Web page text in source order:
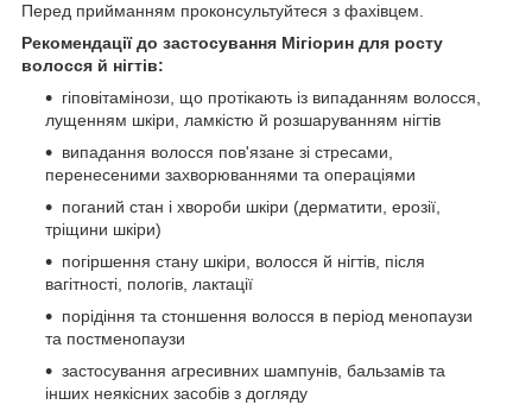
Перед прийманням проконсультуйтеся з фахівцем.
Рекомендації до застосування Мігіорин для росту
волосся й нігтів:
гіповітамінози, що протікають із випаданням волосся,
лущенням шкіри, ламкістю й розшаруванням нігтів
випадання волосся пов'язане зі стресами,
перенесеними захворюваннями та операціями
поганий стан і хвороби шкіри (дерматити, ерозії,
тріщини шкіри)
погіршення стану шкіри, волосся й нігтів, після
вагітності, пологів, лактації
порідіння та стоншення волосся в період менопаузи
та постменопаузи
застосування агресивних шампунів, бальзамів та
інших неякісних засобів з догляду